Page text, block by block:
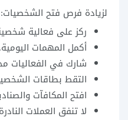
لزيادة فرص فتح الشخصيات:
ركز على فعالية
أكمل المهمات اليومية.
شارك في الفعاليات
التقط بطاقات
افتح المكافآت
لا تنفق العملات